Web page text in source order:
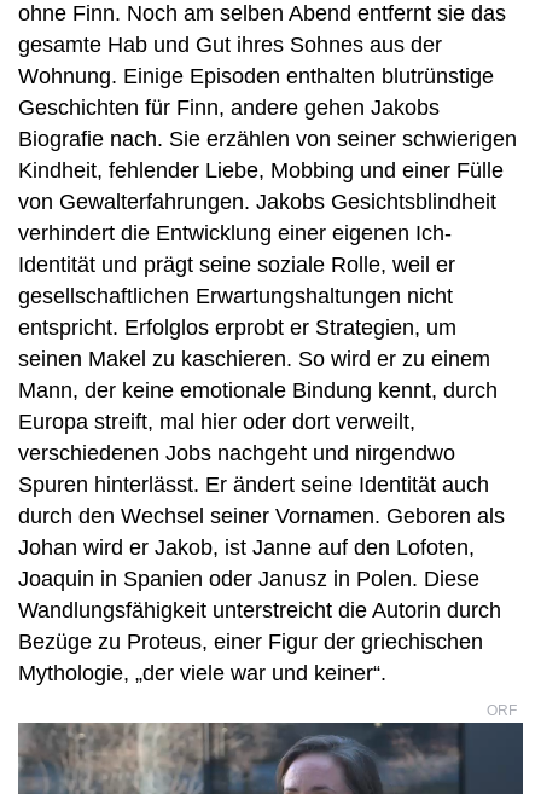
ohne Finn. Noch am selben Abend entfernt sie das
gesamte Hab und Gut ihres Sohnes aus der
Wohnung. Einige Episoden enthalten blutrünstige
Geschichten für Finn, andere gehen Jakobs
Biografie nach. Sie erzählen von seiner schwierigen
Kindheit, fehlender Liebe, Mobbing und einer Fülle
von Gewalterfahrungen. Jakobs Gesichtsblindheit
verhindert die Entwicklung einer eigenen Ich-
Identität und prägt seine soziale Rolle, weil er
gesellschaftlichen Erwartungshaltungen nicht
entspricht. Erfolglos erprobt er Strategien, um
seinen Makel zu kaschieren. So wird er zu einem
Mann, der keine emotionale Bindung kennt, durch
Europa streift, mal hier oder dort verweilt,
verschiedenen Jobs nachgeht und nirgendwo
Spuren hinterlässt. Er ändert seine Identität auch
durch den Wechsel seiner Vornamen. Geboren als
Johan wird er Jakob, ist Janne auf den Lofoten,
Joaquin in Spanien oder Janusz in Polen. Diese
Wandlungsfähigkeit unterstreicht die Autorin durch
Bezüge zu Proteus, einer Figur der griechischen
Mythologie, „der viele war und keiner“.
ORF